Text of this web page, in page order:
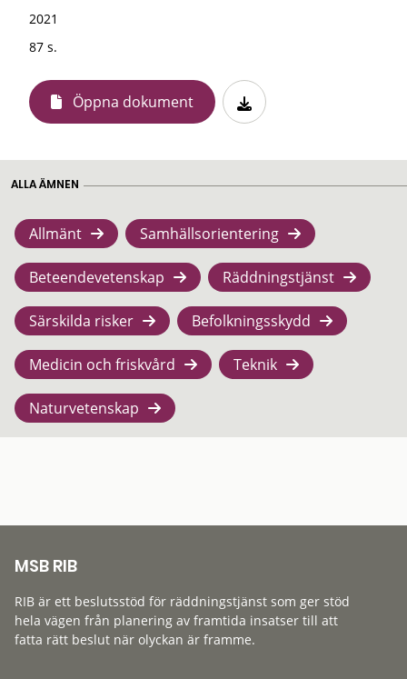
2021
87 s.
Öppna dokument
ALLA ÄMNEN
Allmänt Samhällsorientering
Beteendevetenskap Räddningstjänst
Särskilda risker Befolkningsskydd
Medicin och friskvård Teknik
Naturvetenskap
MSB RIB
RIB är ett beslutsstöd för räddningstjänst som ger stöd
hela vägen från planering av framtida insatser till att
fatta rätt beslut när olyckan är framme.